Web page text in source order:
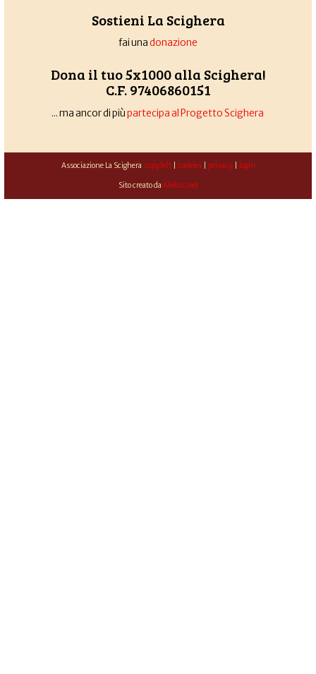
Sostieni La Scighera
fai unadonazione
Dona il tuo 5x1000 alla Scighera!
C.F. 97406860151
... ma ancor di piùpartecipa al Progetto Scighera
Associazione La Scighera copyleft| cookies| privacy| login
Sito creato da Alekos.net